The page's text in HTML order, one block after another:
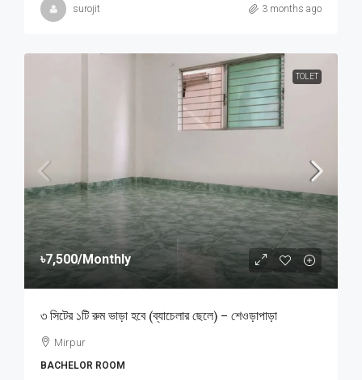
surojit 3 months ago
TOLET
৳7,500/Monthly
৩ সিটের ১টি রুম ভাড়া হবে (ব্যাচেলার ছেলে) – শেওড়াপাড়া
Mirpur
BACHELOR ROOM